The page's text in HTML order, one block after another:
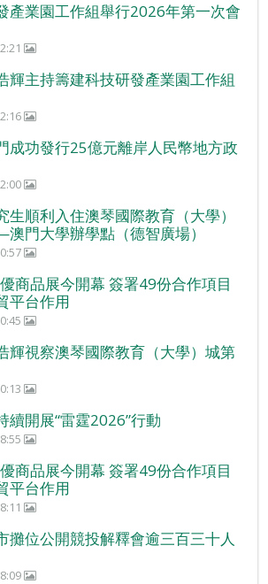
產業園工作組舉行2026年第一次會
輝主持籌建科技研發產業園工作組
成功發行25億元離岸人民幣地方政
生順利入住澳琴國際教育（大學）
門大學辦學點（德智廣場）
商品展今開幕 簽署49份合作項目
平台作用
輝視察澳琴國際教育（大學）城第
續開展“雷霆2026”行動
商品展今開幕 簽署49份合作項目
平台作用
攤位公開競投解釋會逾三百三十人